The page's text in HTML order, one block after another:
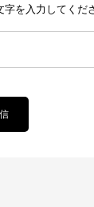
字を入力してくだ